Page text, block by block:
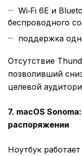
Wi‑Fi 6E и
беспроводного
поддержка
Отсутствие
позволивший
целевой
7. macOS
распоряжении
Ноутбук